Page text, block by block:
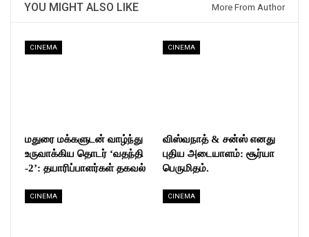
YOU MIGHT ALSO LIKE More From Author
CINEMA
மதுரை மக்களுடன் வாழ்ந்து
உருவாக்கிய தொடர் ‘வதந்தி
-2’: தயாரிப்பாளர்கள் தகவல்
CINEMA
விஸ்வநாத் & சன்ஸ் எனது
புதிய அடையாளம்: சூர்யா
பெருமிதம்.
CINEMA CINEMA